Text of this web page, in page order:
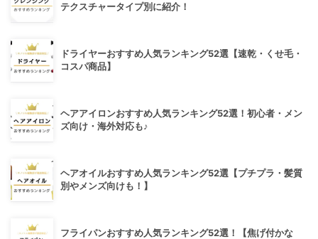
テクスチャータイプ別に紹介！
ドライヤーおすすめ人気ランキング52選【速乾・くせ毛・
コスパ商品】
ヘアアイロンおすすめ人気ランキング52選！初心者・メン
ズ向け・海外対応も♪
ヘアオイルおすすめ人気ランキング52選【プチプラ・髪質
別やメンズ向けも！】
フライパンおすすめ人気ランキング52選！【焦げ付かな